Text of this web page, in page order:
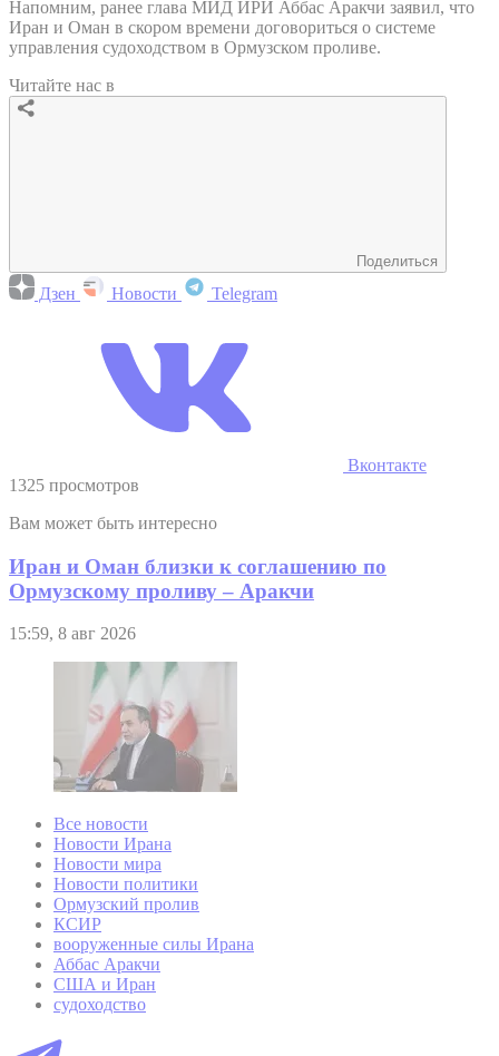
Напомним, ранее глава МИД ИРИ Аббас Аракчи заявил, что
Иран и Оман в скором времени договориться о системе
управления судоходством в Ормузском проливе.
Читайте нас в
Поделиться
Дзен Новости Telegram
Вконтакте
1325 просмотров
Вам может быть интересно
Иран и Оман близки к соглашению по
Ормузскому проливу – Аракчи
15:59, 8 авг 2026
Все новости
Новости Ирана
Новости мира
Новости политики
Ормузский пролив
КСИР
вооруженные силы Ирана
Аббас Аракчи
США и Иран
судоходство